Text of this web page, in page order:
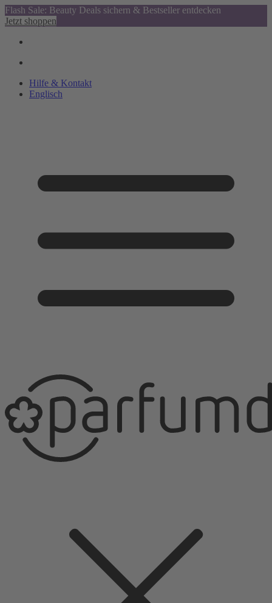
Flash Sale: Beauty Deals sichern & Bestseller entdecken
Jetzt shoppen
Hilfe & Kontakt
Englisch